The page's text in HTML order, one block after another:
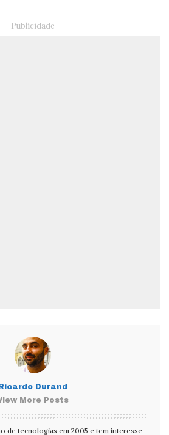
– Publicidade –
Ricardo Durand
More Posts
de tecnologias em 2005 e tem interesse